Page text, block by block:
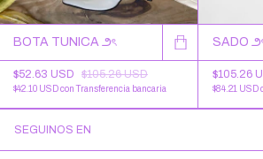
BOTA TUNICA ౨ৎ
$52.63 USD $105.26 USD
$42.10 USDcon Transferencia bancaria
SADO
$105.26
$84.21 USD
SEGUINOS EN